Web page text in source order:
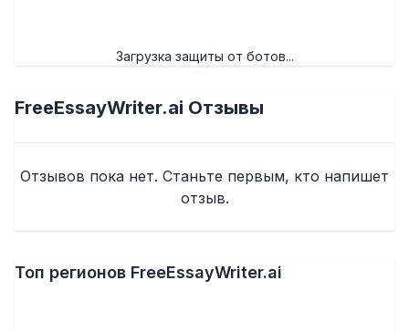
Загрузка защиты от ботов...
FreeEssayWriter.ai Отзывы
Отзывов пока нет. Станьте первым, кто напишет
отзыв.
Топ регионов FreeEssayWriter.ai